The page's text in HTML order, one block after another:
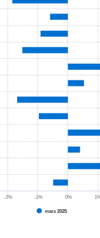
mars 2025
-2% -1% 0%